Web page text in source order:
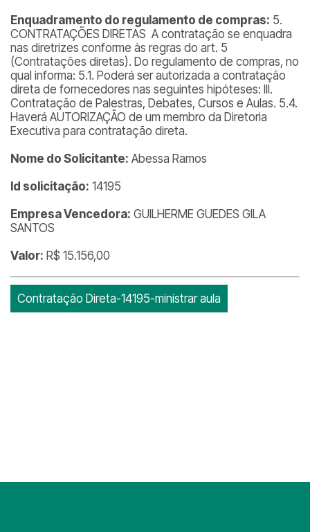
Enquadramento do regulamento de compras: 5.
CONTRATAÇÕES DIRETAS A contratação se enquadra
nas diretrizes conforme às regras do art. 5
(Contratações diretas). Do regulamento de compras, no
qual informa: 5.1. Poderá ser autorizada a contratação
direta de fornecedores nas seguintes hipóteses: III.
Contratação de Palestras, Debates, Cursos e Aulas. 5.4.
Haverá AUTORIZAÇÃO de um membro da Diretoria
Executiva para contratação direta.
Nome do Solicitante: Abessa Ramos
Id solicitação: 14195
Empresa Vencedora: GUILHERME GUEDES GILA
SANTOS
Valor: R$ 15.156,00
Contratação Direta-14195-ministrar aula